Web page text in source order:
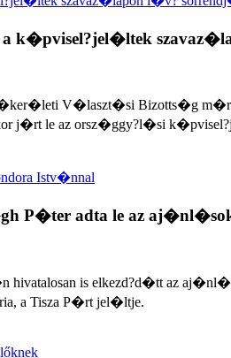
V�laszt�si Bizotts�g
j�rt le az orsz�ggy?l�si
adta le az
is elkezd?d�tt az
a Tisza P�rt jel�ltje.